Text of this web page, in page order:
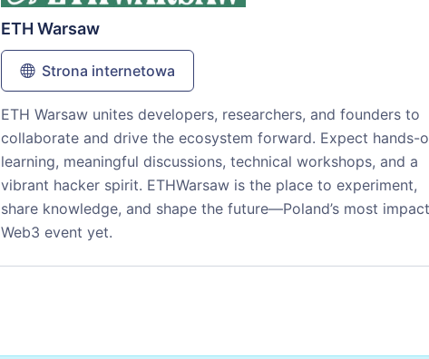
ETH Warsaw
Strona internetowa
ETH Warsaw unites developers, researchers, and founders to
collaborate and drive the ecosystem forward. Expect hands-
learning, meaningful discussions, technical workshops, and a
vibrant hacker spirit. ETHWarsaw is the place to experiment,
share knowledge, and shape the future—Poland’s most
Web3 event yet.